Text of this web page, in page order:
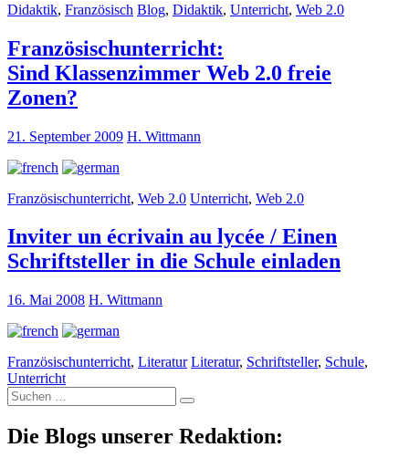
Didaktik, Französisch Blog, Didaktik, Unterricht, Web 2.0
Französischunterricht:
Sind Klassenzimmer Web 2.0 freie
Zonen?
21. September 2009 H. Wittmann
Französischunterricht, Web 2.0 Unterricht, Web 2.0
Inviter un écrivain au lycée / Einen
Schriftsteller in die Schule einladen
16. Mai 2008 H. Wittmann
Französischunterricht, Literatur Literatur, Schriftsteller, Schule,
Unterricht
Suche
nach:
Die Blogs unserer Redaktion: